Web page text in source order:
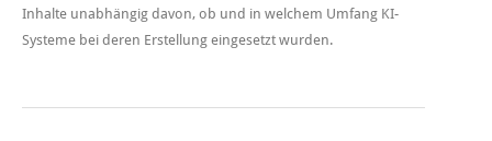
Inhalte unabhängig davon, ob und in welchem Umfang KI-
Systeme bei deren Erstellung eingesetzt wurden.